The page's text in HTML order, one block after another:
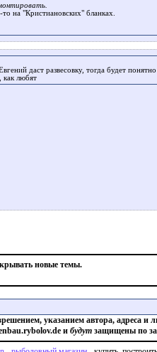
на "Кристиановских" бланках.
даст развесовку, тогда будет
как любят
новые темы.
указанием автора, адреса и
и будут защищены по